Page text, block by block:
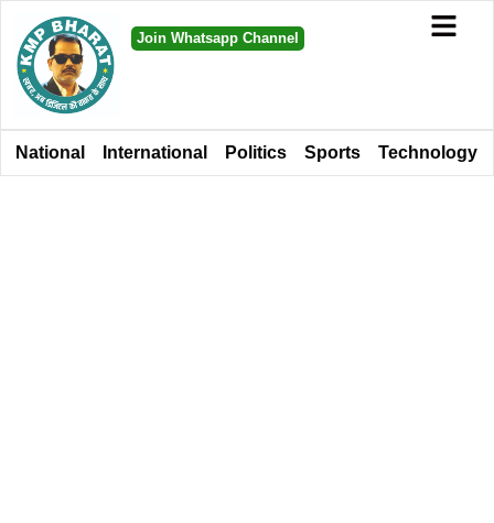
Join Whatsapp Channel
National International Politics Sports Technology